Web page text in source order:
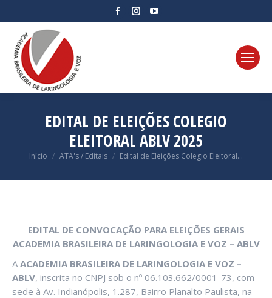
FacebookInstagram
EDITAL DE ELEIÇÕES COLEGIO
ELEITORAL ABLV 2025
Você está aqui:
Início ATA's / Editais Edital de Eleições Colegio Eleitoral…
EDITAL DE CONVOCAÇÃO PARA ELEIÇÕES GERAIS
ACADEMIA BRASILEIRA DE LARINGOLOGIA E VOZ – ABLV
AACADEMIA BRASILEIRA DE LARINGOLOGIA E VOZ –
ABLV, inscrita no CNPJ sob o nº 06.103.662/0001-73, com
sede à Av. Indianópolis, 1.287, Bairro Planalto Paulista, na